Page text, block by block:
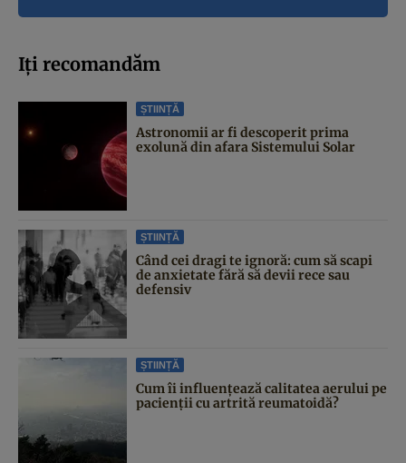
Iți recomandăm
ȘTIINȚĂ
Astronomii ar fi descoperit prima
exolună din afara Sistemului Solar
ȘTIINȚĂ
Când cei dragi te ignoră: cum să scapi
de anxietate fără să devii rece sau
defensiv
ȘTIINȚĂ
Cum îi influențează calitatea aerului pe
pacienții cu artrită reumatoidă?